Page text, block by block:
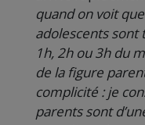
quand on voit
adolescents sont
1h, 2h ou 3h du
de la figure
complicité : je
parents sont